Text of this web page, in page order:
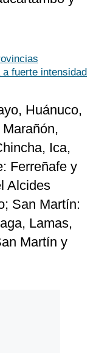
fuerte intensidad
Huánuco,
Ica,
Ferreñafe y
Alcides
San Martín:
Lamas,
Martín y